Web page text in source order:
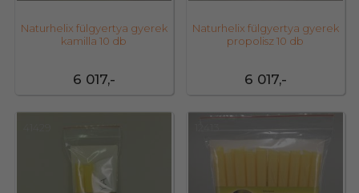
6 017,-
Naturhelix fülgyertya gyerek
kamilla 10 db
6 017,-
Naturhelix fülgyertya gyerek
propolisz 10 db